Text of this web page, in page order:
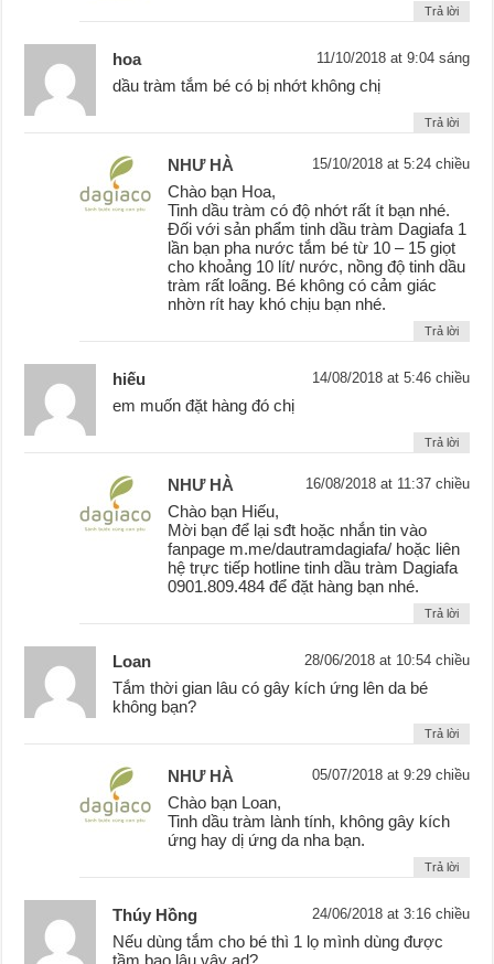
Trả lời
hoa 11/10/2018 at 9:04 sáng
dầu tràm tắm bé có bị nhớt không chị
Trả lời
NHƯ HÀ 15/10/2018 at 5:24 chiều
Chào bạn Hoa,
Tinh dầu tràm có độ nhớt rất ít bạn nhé.
Đối với sản phẩm tinh dầu tràm Dagiafa 1
lần bạn pha nước tắm bé từ 10 – 15 giọt
cho khoảng 10 lít/ nước, nồng độ tinh dầu
tràm rất loãng. Bé không có cảm giác
nhờn rít hay khó chịu bạn nhé.
Trả lời
hiếu 14/08/2018 at 5:46 chiều
em muốn đặt hàng đó chị
Trả lời
NHƯ HÀ 16/08/2018 at 11:37 chiều
Chào bạn Hiếu,
Mời bạn để lại sđt hoặc nhắn tin vào
fanpage m.me/dautramdagiafa/ hoặc liên
hệ trực tiếp hotline tinh dầu tràm Dagiafa
0901.809.484 để đặt hàng bạn nhé.
Trả lời
Loan 28/06/2018 at 10:54 chiều
Tắm thời gian lâu có gây kích ứng lên da bé
không bạn?
Trả lời
NHƯ HÀ 05/07/2018 at 9:29 chiều
Chào bạn Loan,
Tinh dầu tràm lành tính, không gây kích
ứng hay dị ứng da nha bạn.
Trả lời
Thúy Hồng 24/06/2018 at 3:16 chiều
Nếu dùng tắm cho bé thì 1 lọ mình dùng được